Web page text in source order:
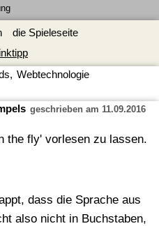
die Spieleseite
, Webtechnologie
geschrieben am 11.09.2016
the fly' vorlesen zu lassen.
dass die Sprache aus
also nicht in Buchstaben,